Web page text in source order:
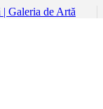
pictură |